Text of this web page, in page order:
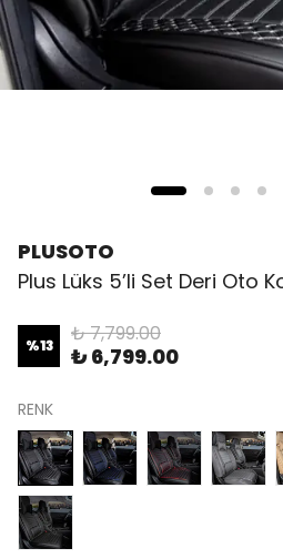
PLUSOTO
Plus Lüks 5’li Set Deri Oto
%13 ₺ 7,799.00
₺ 6,799.00
RENK